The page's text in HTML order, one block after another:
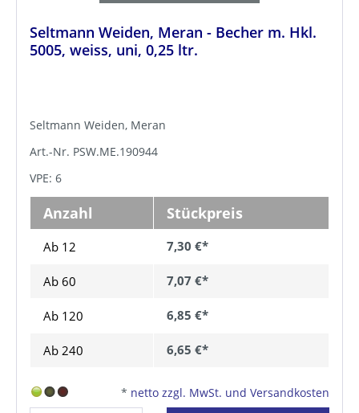
Seltmann Weiden, Meran - Becher m. Hkl.
5005, weiss, uni, 0,25 ltr.
Seltmann Weiden, Meran
Art.-Nr. PSW.ME.190944
VPE: 6
Anzahl Stückpreis
Ab 12 7,30 €*
Ab 60 7,07 €*
Ab 120 6,85 €*
Ab 240 6,65 €*
* netto zzgl. MwSt. und Versandkosten